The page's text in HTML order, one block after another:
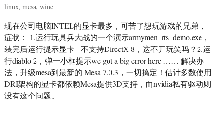
linux mesa wine
现在公司电脑INTEL的显卡最多，可苦了想玩游戏的兄弟，
症状： 1.运行玩具兵大战的一个演示armymen_rts_demo.exe，
装完后运行提示显卡 不支持DirectX 8，这不开玩笑吗？2.运
行diablo 2，弹一小框提示we got a big error here …… 解决办
法，升级mesa到最新的 Mesa 7.0.3，一切搞定！估计多数使用
DRI架构的显卡都依赖Mesa提供3D支持，而nvidia私有驱动则
没有这个问题。